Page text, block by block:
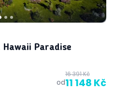
Hawaii Paradise
od
16 391 Kč
11 148 Kč